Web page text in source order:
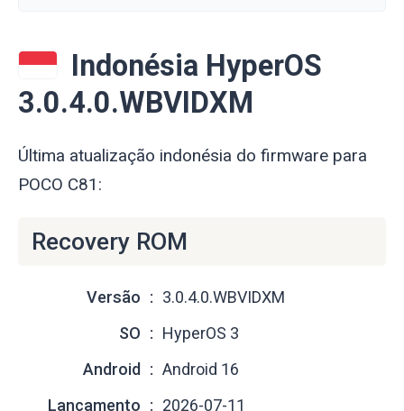
Indonésia HyperOS
3.0.4.0.WBVIDXM
Última atualização indonésia do firmware para
POCO C81:
Recovery ROM
Versão
3.0.4.0.WBVIDXM
SO
HyperOS 3
Android
Android 16
Lançamento
2026-07-11